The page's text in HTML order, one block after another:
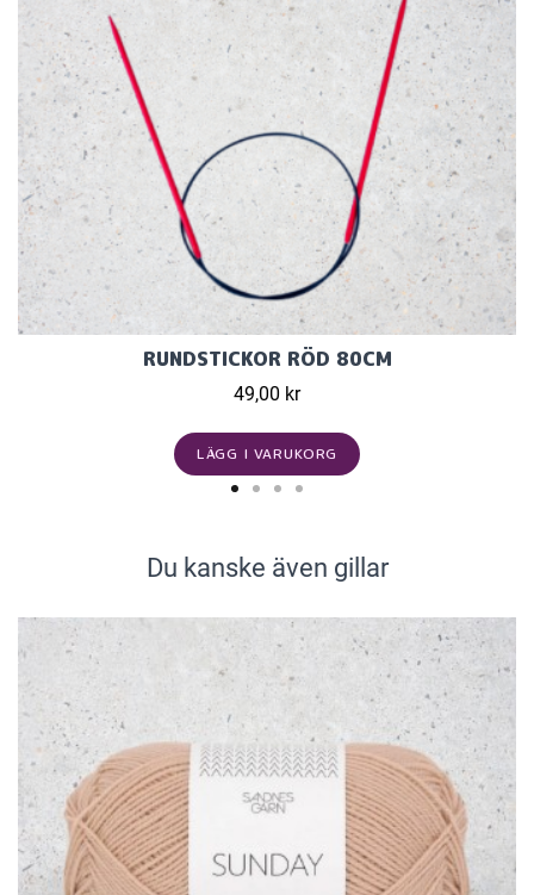
RUNDSTICKOR RÖD 80CM
49,00 kr
LÄGG I VARUKORG
Du kanske även gillar